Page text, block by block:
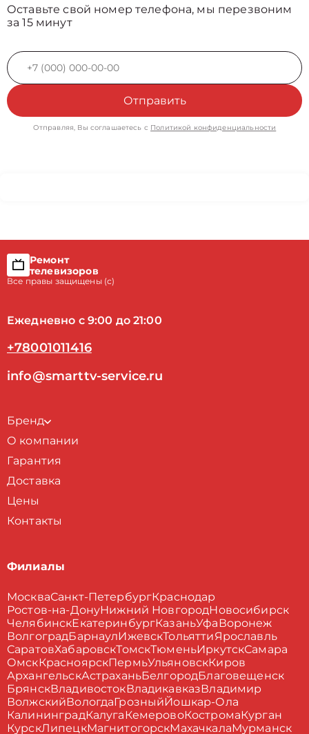
Оставьте свой номер телефона, мы перезвоним
за 15 минут
Отправить
Отправляя, Вы соглашаетесь с Политикой конфиденциальности
Ремонт
телевизоров
Все правы защищены (с)
Ежедневно с 9:00 до 21:00
+78001011416
info@smarttv-service.ru
Бренд
О компании
Гарантия
Доставка
Цены
Контакты
Филиалы
МоскваСанкт-ПетербургКраснодар
Ростов-на-ДонуНижний НовгородНовосибирск
ЧелябинскЕкатеринбургКазаньУфа Воронеж
ВолгоградБарнаулИжевскТольяттиЯрославль
СаратовХабаровскТомскТюменьИркутскСамара
ОмскКрасноярскПермьУльяновскКиров
АрхангельскАстраханьБелгородБлаговещенск
БрянскВладивостокВладикавказВладимир
ВолжскийВологдаГрозныйЙошкар-Ола
КалининградКалуга КемеровоКостромаКурган
КурскЛипецкМагнитогорскМахачкалаМурманск